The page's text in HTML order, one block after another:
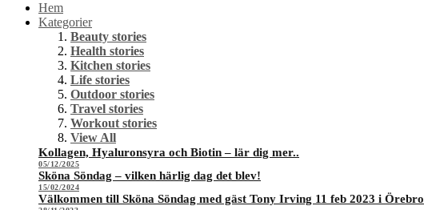
Hem
Kategorier
Beauty stories
Health stories
Kitchen stories
Life stories
Outdoor stories
Travel stories
Workout stories
View All
Kollagen, Hyaluronsyra och Biotin – lär dig mer..
05/12/2025
Sköna Söndag – vilken härlig dag det blev!
15/02/2024
Välkommen till Sköna Söndag med gäst Tony Irving 11 feb 2023 i Örebro